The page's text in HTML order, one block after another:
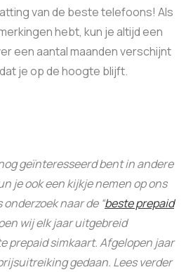
van de beste telefoons! Als
hebt, kun je altijd een
een aantal maanden verschijnt
je op de hoogte blijft.
geïnteresseerd bent in andere
je ook een kijkje nemen op ons
naar de “beste prepaid
wij elk jaar uitgebreid
prepaid simkaart. Afgelopen jaar
gedaan. Lees verder